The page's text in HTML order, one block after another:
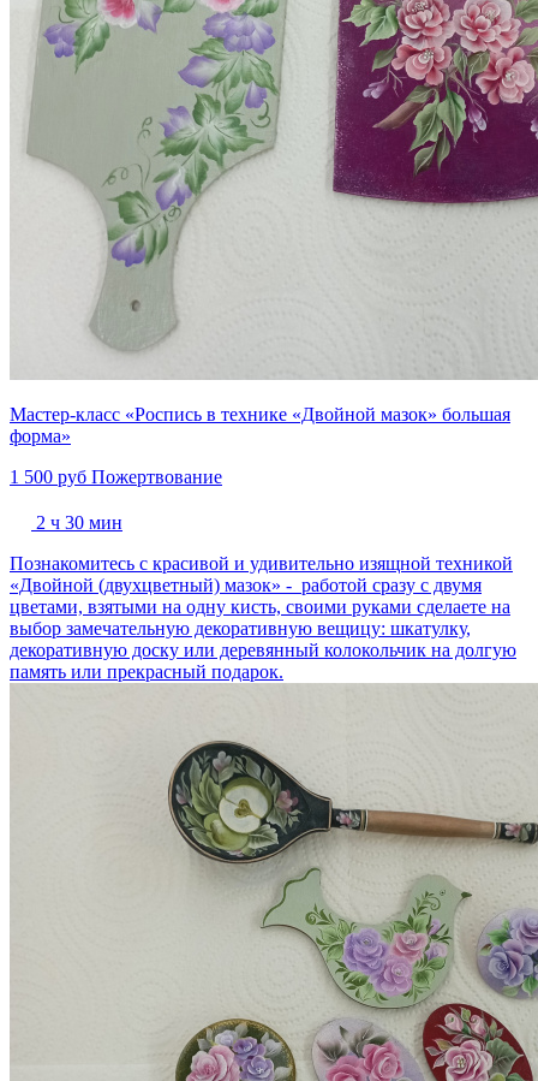
Мастер-класс «Роспись в технике «Двойной мазок» большая
форма»
1 500 руб Пожертвование
2 ч 30 мин
Познакомитесь с красивой и удивительно изящной техникой
«Двойной (двухцветный) мазок» - работой сразу с двумя
цветами, взятыми на одну кисть, своими руками сделаете на
выбор замечательную декоративную вещицу: шкатулку,
декоративную доску или деревянный колокольчик на долгую
память или прекрасный подарок.